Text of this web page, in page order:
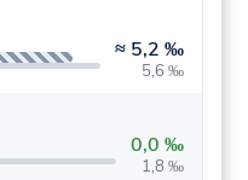
≈ 5,2 ‰
5,6 ‰
0,0 ‰
1,8 ‰